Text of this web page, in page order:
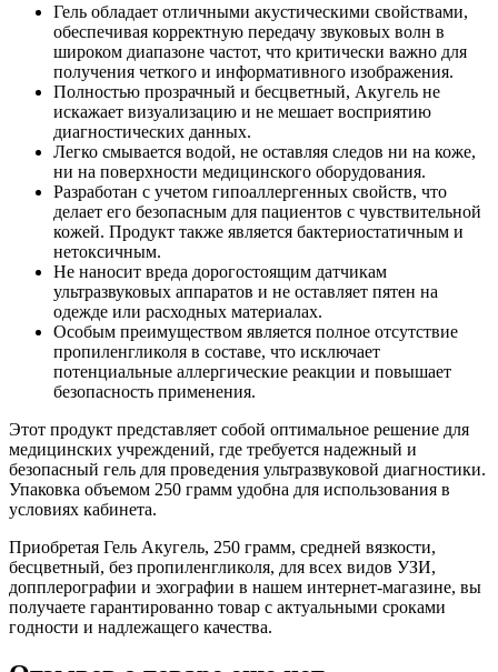
Гель обладает отличными акустическими свойствами,
обеспечивая корректную передачу звуковых волн в
широком диапазоне частот, что критически важно для
получения четкого и информативного изображения.
Полностью прозрачный и бесцветный, Акугель не
искажает визуализацию и не мешает восприятию
диагностических данных.
Легко смывается водой, не оставляя следов ни на коже,
ни на поверхности медицинского оборудования.
Разработан с учетом гипоаллергенных свойств, что
делает его безопасным для пациентов с чувствительной
кожей. Продукт также является бактериостатичным и
нетоксичным.
Не наносит вреда дорогостоящим датчикам
ультразвуковых аппаратов и не оставляет пятен на
одежде или расходных материалах.
Особым преимуществом является полное отсутствие
пропиленгликоля в составе, что исключает
потенциальные аллергические реакции и повышает
безопасность применения.
Этот продукт представляет собой оптимальное решение для
медицинских учреждений, где требуется надежный и
безопасный гель для проведения ультразвуковой диагностики.
Упаковка объемом 250 грамм удобна для использования в
условиях кабинета.
Приобретая Гель Акугель, 250 грамм, средней вязкости,
бесцветный, без пропиленгликоля, для всех видов УЗИ,
допплерографии и эхографии в нашем интернет-магазине, вы
получаете гарантированно товар с актуальными сроками
годности и надлежащего качества.